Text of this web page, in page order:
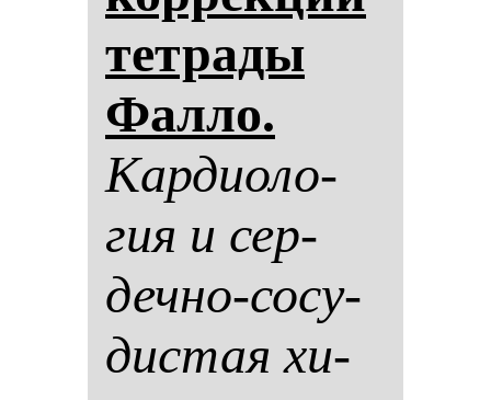
тет­ра­ды
Фал­ло.
Кар­ди­оло­
гия и сер­
деч­но-со­су­
дис­тая хи­